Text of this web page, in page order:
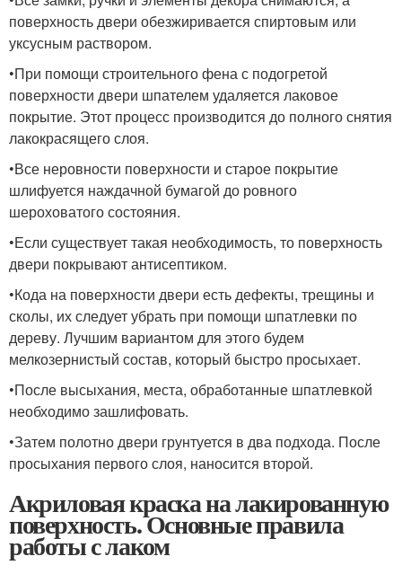
поверхность двери обезжиривается спиртовым или
уксусным раствором.
•При помощи строительного фена с подогретой
поверхности двери шпателем удаляется лаковое
покрытие. Этот процесс производится до полного снятия
лакокрасящего слоя.
•Все неровности поверхности и старое покрытие
шлифуется наждачной бумагой до ровного
шероховатого состояния.
•Если существует такая необходимость, то поверхность
двери покрывают антисептиком.
•Кода на поверхности двери есть дефекты, трещины и
сколы, их следует убрать при помощи шпатлевки по
дереву. Лучшим вариантом для этого будем
мелкозернистый состав, который быстро просыхает.
•После высыхания, места, обработанные шпатлевкой
необходимо зашлифовать.
•Затем полотно двери грунтуется в два подхода. После
просыхания первого слоя, наносится второй.
Акриловая краска на лакированную
поверхность. Основные правила
работы с лаком